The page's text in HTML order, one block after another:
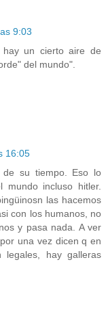
9:03
un cierto aire de
del mundo".
16:05
su tiempo. Eso lo
incluso hitler.
las hacemos
con los humanos, no
y pasa nada. A ver
una vez dicen q en
hay galleras